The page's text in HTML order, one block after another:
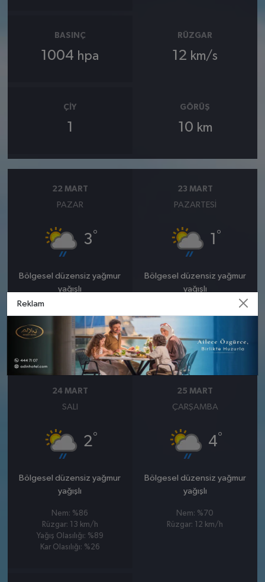
BASINÇ
1004 hpa
RÜZGAR
12 km/s
ÇIY
1
GÖRÜŞ
10 km
22 MART
PAZAR
3°
Bölgesel düzensiz yağmur
yağışlı
Rüzgar: 14 km/h
Yağış Olasılığı: %89
Kar Olasılığı: %6
23 MART
PAZARTESI
1 °
Bölgesel düzensiz yağmur
yağışlı
Rüzgar: 10 km/h
Yağış Olasılığı: %84
Kar Olasılığı: %28
24 MART
SALI
2°
Bölgesel düzensiz yağmur
yağışlı
Nem: %86
Rüzgar: 13 km/h
Yağış Olasılığı: %89
Kar Olasılığı: %26
25 MART
ÇARŞAMBA
4°
Bölgesel düzensiz yağmur
yağışlı
Nem: %70
Rüzgar: 12 km/h
Reklam